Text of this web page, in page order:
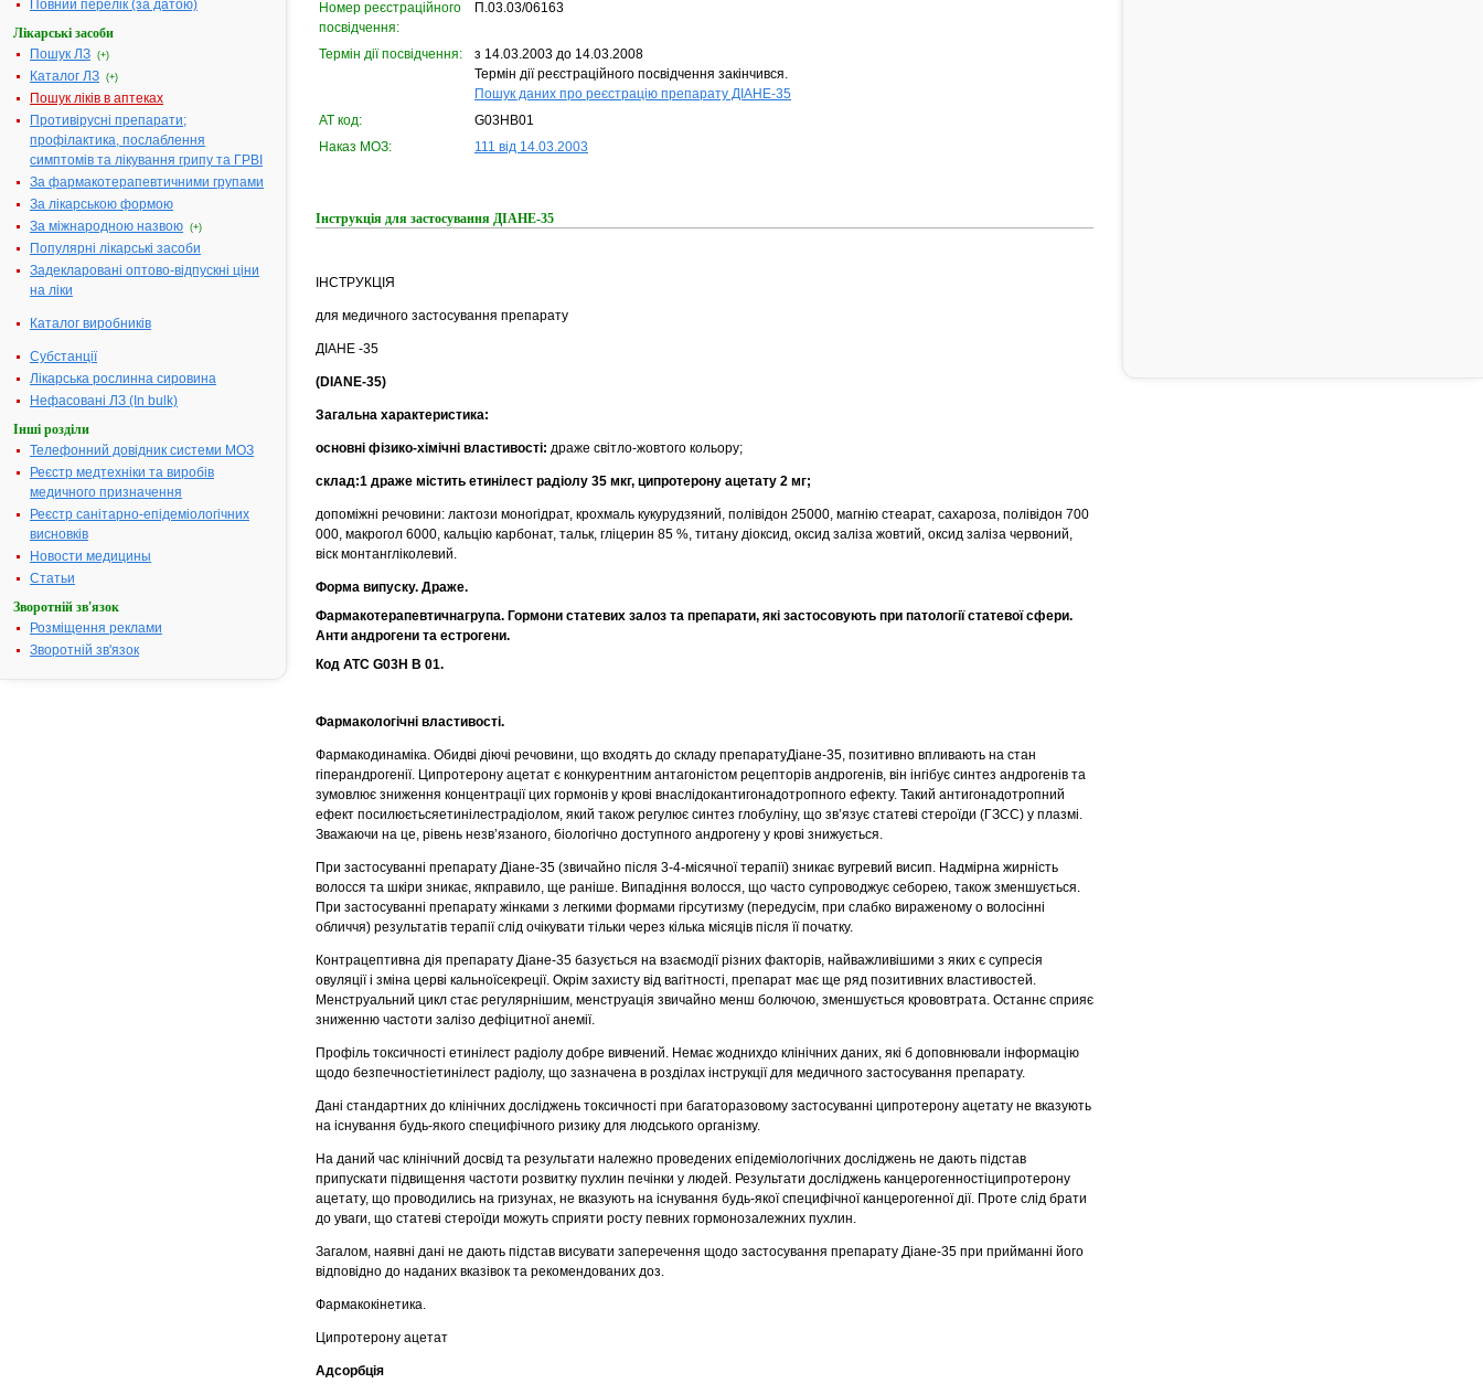
Повний перелік (за датою)
Лікарські засоби
Пошук ЛЗ (+)
Каталог ЛЗ (+)
Пошук ліків в аптеках
Противірусні препарати;
профілактика, послаблення
симптомів та лікування грипу та ГРВІ
За фармакотерапевтичними групами
За лікарською формою
За міжнародною назвою (+)
Популярні лікарські засоби
Задекларовані оптово-відпускні ціни
на ліки
Каталог виробників
Субстанції
Лікарська рослинна сировина
Нефасовані ЛЗ (In bulk)
Інші розділи
Телефонний довідник системи МОЗ
Реєстр медтехніки та виробів
медичного призначення
Реєстр санітарно-епідеміологічних
висновків
Новости медицины
Статьи
Зворотній зв'язок
Розміщення реклами
Зворотній зв'язок
Номер реєстраційного
посвідчення:
П.03.03/06163
Термін дії посвідчення:
з 14.03.2003 до 14.03.2008
Термін дії реєстраційного посвідчення закінчився.
Пошук даних про реєстрацію препарату ДІАНЕ-35
АТ код:
G03HB01
Наказ МОЗ:
111 від 14.03.2003
Інструкція для застосування ДІАНЕ-35
ІНСТРУКЦІЯ
для медичного застосування препарату
ДІАНЕ -35
(DIANE-35)
Загальна характеристика:
основні фізико-хімічні властивості: драже світло-жовтого кольору;
склад:1 драже містить етинілест радіолу 35 мкг, ципротерону ацетату 2 мг;
допоміжні речовини: лактози моногідрат, крохмаль кукурудзяний, полівідон 25000, магнію стеарат, сахароза, полівідон 700
000, макрогол 6000, кальцію карбонат, тальк, гліцерин 85 %, титану діоксид, оксид заліза жовтий, оксид заліза червоний,
віск монтангліколевий.
Форма випуску. Драже.
Фармакотерапевтичнагрупа. Гормони статевих залоз та препарати, які застосовують при патології статевої сфери.
Анти андрогени та естрогени.
Код АТС G03Н В 01.
Фармакологічні властивості.
Фармакодинаміка. Обидві діючі речовини, що входять до складу препаратуДіане-35, позитивно впливають на стан
гіперандрогенії. Ципротерону ацетат є конкурентним антагоністом рецепторів андрогенів, він інгібує синтез андрогенів та
зумовлює зниження концентрації цих гормонів у крові внаслідокантигонадотропного ефекту. Такий антигонадотропний
ефект посилюєтьсяетинілестрадіолом, який також регулює синтез глобуліну, що зв’язує статеві стероїди (ГЗСС) у плазмі.
Зважаючи на це, рівень незв’язаного, біологічно доступного андрогену у крові знижується.
При застосуванні препарату Діане-35 (звичайно після 3-4-місячної терапії) зникає вугревий висип. Надмірна жирність
волосся та шкіри зникає, якправило, ще раніше. Випадіння волосся, що часто супроводжує себорею, також зменшується.
При застосуванні препарату жінками з легкими формами гірсутизму (передусім, при слабко вираженому о волосінні
обличчя) результатів терапії слід очікувати тільки через кілька місяців після її початку.
Контрацептивна дія препарату Діане-35 базується на взаємодії різних факторів, найважливішими з яких є супресія
овуляції і зміна церві кальноїсекреції. Окрім захисту від вагітності, препарат має ще ряд позитивних властивостей.
Менструальний цикл стає регулярнішим, менструація звичайно менш болючою, зменшується крововтрата. Останнє сприяє
зниженню частоти залізо дефіцитної анемії.
Профіль токсичності етинілест радіолу добре вивчений. Немає жоднихдо клінічних даних, які б доповнювали інформацію
щодо безпечностіетинілест радіолу, що зазначена в розділах інструкції для медичного застосування препарату.
Дані стандартних до клінічних досліджень токсичності при багаторазовому застосуванні ципротерону ацетату не вказують
на існування будь-якого специфічного ризику для людського організму.
На даний час клінічний досвід та результати належно проведених епідеміологічних досліджень не дають підстав
припускати підвищення частоти розвитку пухлин печінки у людей. Результати досліджень канцерогенностіципротерону
ацетату, що проводились на гризунах, не вказують на існування будь-якої специфічної канцерогенної дії. Проте слід брати
до уваги, що статеві стероїди можуть сприяти росту певних гормонозалежних пухлин.
Загалом, наявні дані не дають підстав висувати заперечення щодо застосування препарату Діане-35 при прийманні його
відповідно до наданих вказівок та рекомендованих доз.
Фармакокінетика.
Ципротерону ацетат
Адсорбція